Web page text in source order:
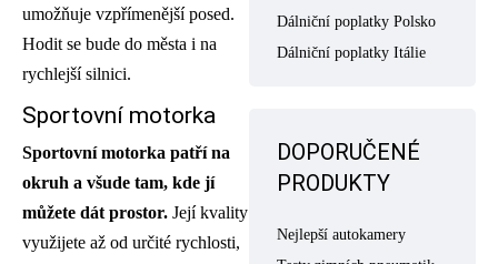
umožňuje vzpřímenější posed.
Hodit se bude do města i na
rychlejší silnici.
Sportovní motorka
Sportovní motorka patří na
okruh a všude tam, kde jí
můžete dát prostor. Její kvality
využijete až od určité rychlosti,
Dálniční poplatky Polsko
Dálniční poplatky Itálie
DOPORUČENÉ
PRODUKTY
Nejlepší autokamery